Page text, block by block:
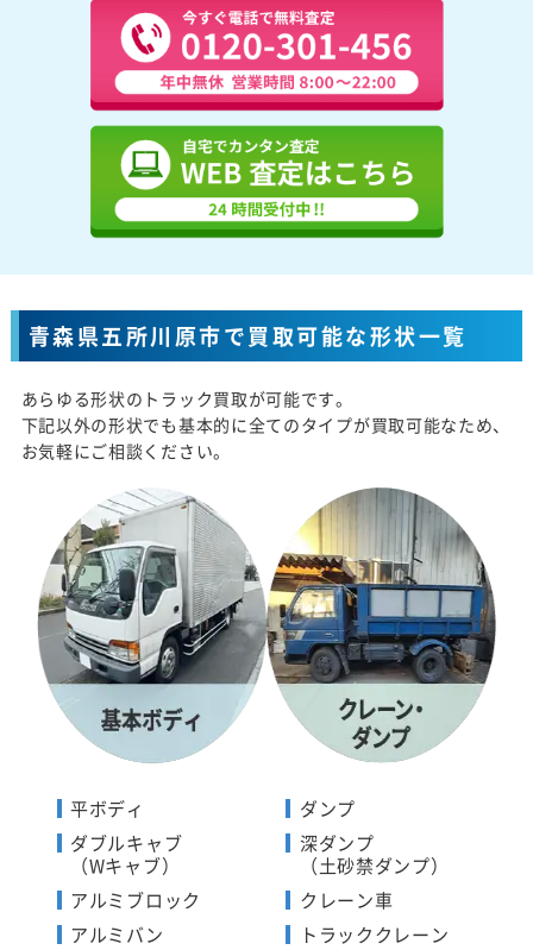
青森県五所川原市で買取可能な形状一覧
あらゆる形状のトラック買取が可能です。
下記以外の形状でも基本的に全てのタイプが買取可能なため、
お気軽にご相談ください。
平ボディ
ダブルキャブ
（Wキャブ）
アルミブロック
アルミバン
ダンプ
深ダンプ
（土砂禁ダンプ）
クレーン車
トラッククレーン